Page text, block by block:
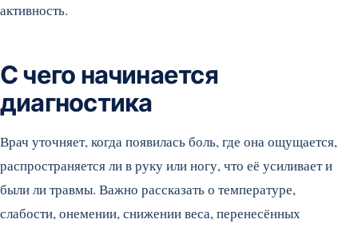
активность.
С чего начинается
диагностика
Врач уточняет, когда появилась боль, где она ощущается,
распространяется ли в руку или ногу, что её усиливает и
были ли травмы. Важно рассказать о температуре,
слабости, онемении, снижении веса, перенесённых